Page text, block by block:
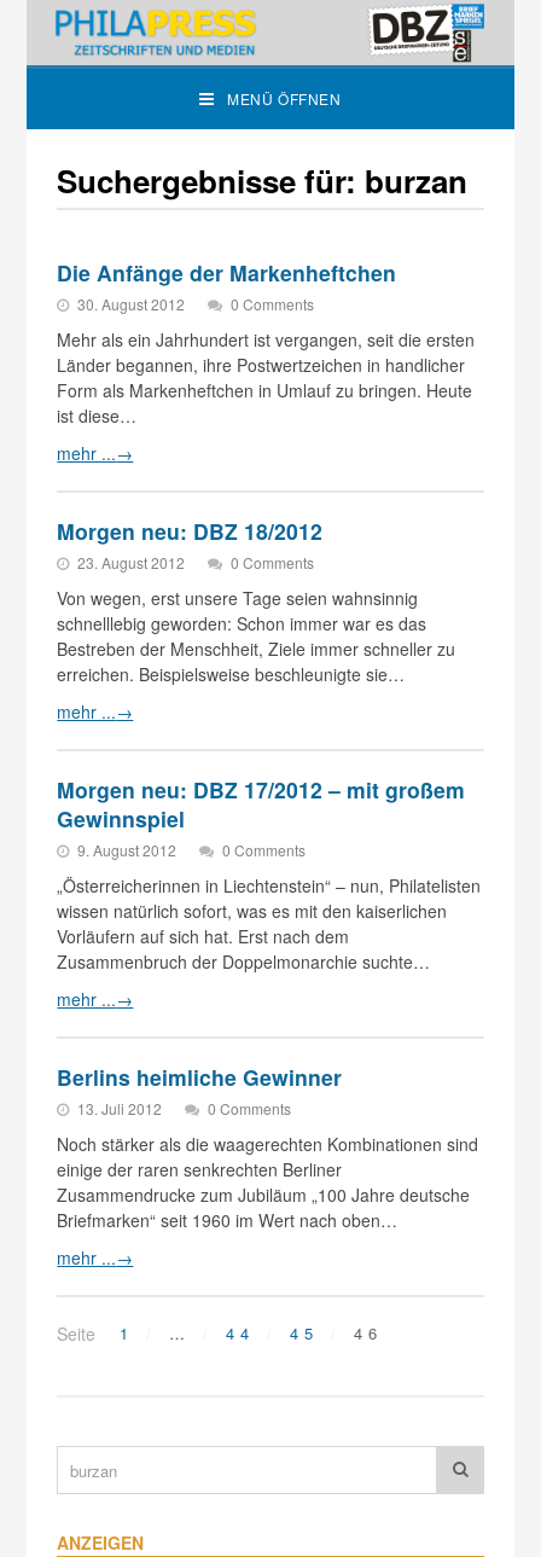
MENÜ ÖFFNEN
Suchergebnisse für: burzan
Die Anfänge der Markenheftchen
30. August 2012 0 Comments
Mehr als ein Jahrhundert ist vergangen, seit die ersten
Länder begannen, ihre Postwertzeichen in handlicher
Form als Markenheftchen in Umlauf zu bringen. Heute
ist diese…
mehr ...→
Morgen neu: DBZ 18/2012
23. August 2012 0 Comments
Von wegen, erst unsere Tage seien wahnsinnig
schnelllebig geworden: Schon immer war es das
Bestreben der Menschheit, Ziele immer schneller zu
erreichen. Beispielsweise beschleunigte sie…
mehr ...→
Morgen neu: DBZ 17/2012 – mit großem
Gewinnspiel
9. August 2012 0 Comments
„Österreicherinnen in Liechtenstein“ – nun, Philatelisten
wissen natürlich sofort, was es mit den kaiserlichen
Vorläufern auf sich hat. Erst nach dem
Zusammenbruch der Doppelmonarchie suchte…
mehr ...→
Berlins heimliche Gewinner
13. Juli 2012 0 Comments
Noch stärker als die waagerechten Kombinationen sind
einige der raren senkrechten Berliner
Zusammendrucke zum Jubiläum „100 Jahre deutsche
Briefmarken“ seit 1960 im Wert nach oben…
mehr ...→
Seite 1 … 44 45 46
ANZEIGEN